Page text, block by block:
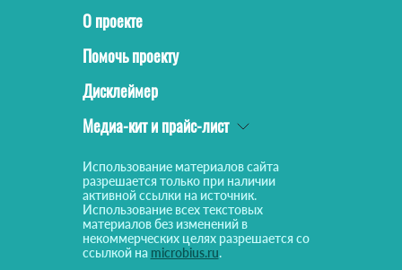
О проекте
Помочь проекту
Дисклеймер
Медиа-кит и прайс-лист
Использование материалов сайта
разрешается только при наличии
активной ссылки на источник.
Использование всех текстовых
материалов без изменений в
некоммерческих целях разрешается со
ссылкой на microbius.ru.